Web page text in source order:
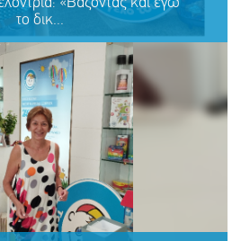
ΤΩΡΑ
«Βάζοντας και εγώ
το δικ...
«Βάζοντας και εγώ το δικό μου
αυτή την προσπάθεια»